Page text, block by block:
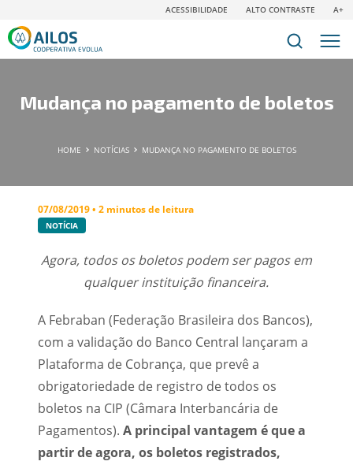
ACESSIBILIDADE ALTO CONTRASTE A+
Mudança no pagamento de boletos
HOME NOTÍCIAS MUDANÇA NO PAGAMENTO DE BOLETOS
07/08/2019 • 2 minutos de leitura
NOTÍCIA
Agora, todos os boletos podem ser pagos em
qualquer instituição financeira.
A Febraban (Federação Brasileira dos Bancos),
com a validação do Banco Central lançaram a
Plataforma de Cobrança, que prevê a
obrigatoriedade de registro de todos os
boletos na CIP (Câmara Interbancária de
Pagamentos). A principal vantagem é que a
partir de agora, os boletos registrados,